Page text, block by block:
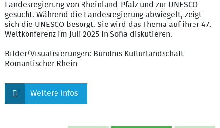
Landesregierung von Rheinland-Pfalz und zur UNESCO
gesucht. Während die Landesregierung abwiegelt, zeigt
sich die UNESCO besorgt. Sie wird das Thema auf ihrer 47.
Weltkonferenz im Juli 2025 in Sofia diskutieren.
Bilder/Visualisierungen: Bündnis Kulturlandschaft
Romantischer Rhein
Weitere Infos